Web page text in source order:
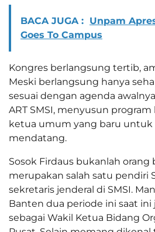
BACA JUGA : Unpam
Goes To Campus
Kongres berlangsung tertib,
Meski berlangsung hanya
sesuai dengan agenda
ART SMSI, menyusun
ketua umum yang baru untuk
mendatang.
Sosok Firdaus bukanlah orang
merupakan salah satu pendiri
sekretaris jenderal di SMSI.
Banten dua periode ini saat
sebagai Wakil Ketua Bidang